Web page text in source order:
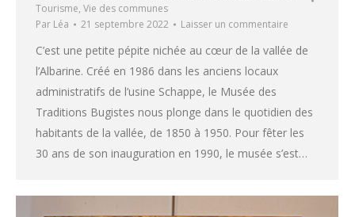
Tourisme, Vie des communes
Par Léa 21 septembre 2022 Laisser un commentaire
C’est une petite pépite nichée au cœur de la vallée de
l’Albarine. Créé en 1986 dans les anciens locaux
administratifs de l’usine Schappe, le Musée des
Traditions Bugistes nous plonge dans le quotidien des
habitants de la vallée, de 1850 à 1950. Pour fêter les
30 ans de son inauguration en 1990, le musée s’est…